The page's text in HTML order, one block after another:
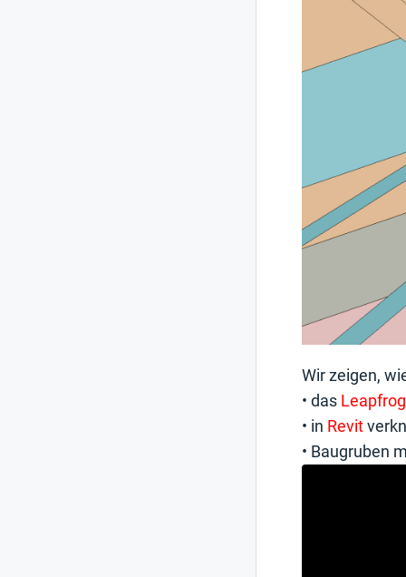
Wir zeigen,
• das
• in Revit
• Baugruben